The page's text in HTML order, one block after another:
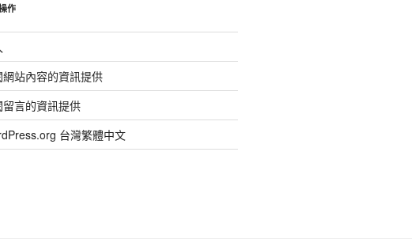
作
網站內容的資訊提供
留言的資訊提供
台灣繁體中文